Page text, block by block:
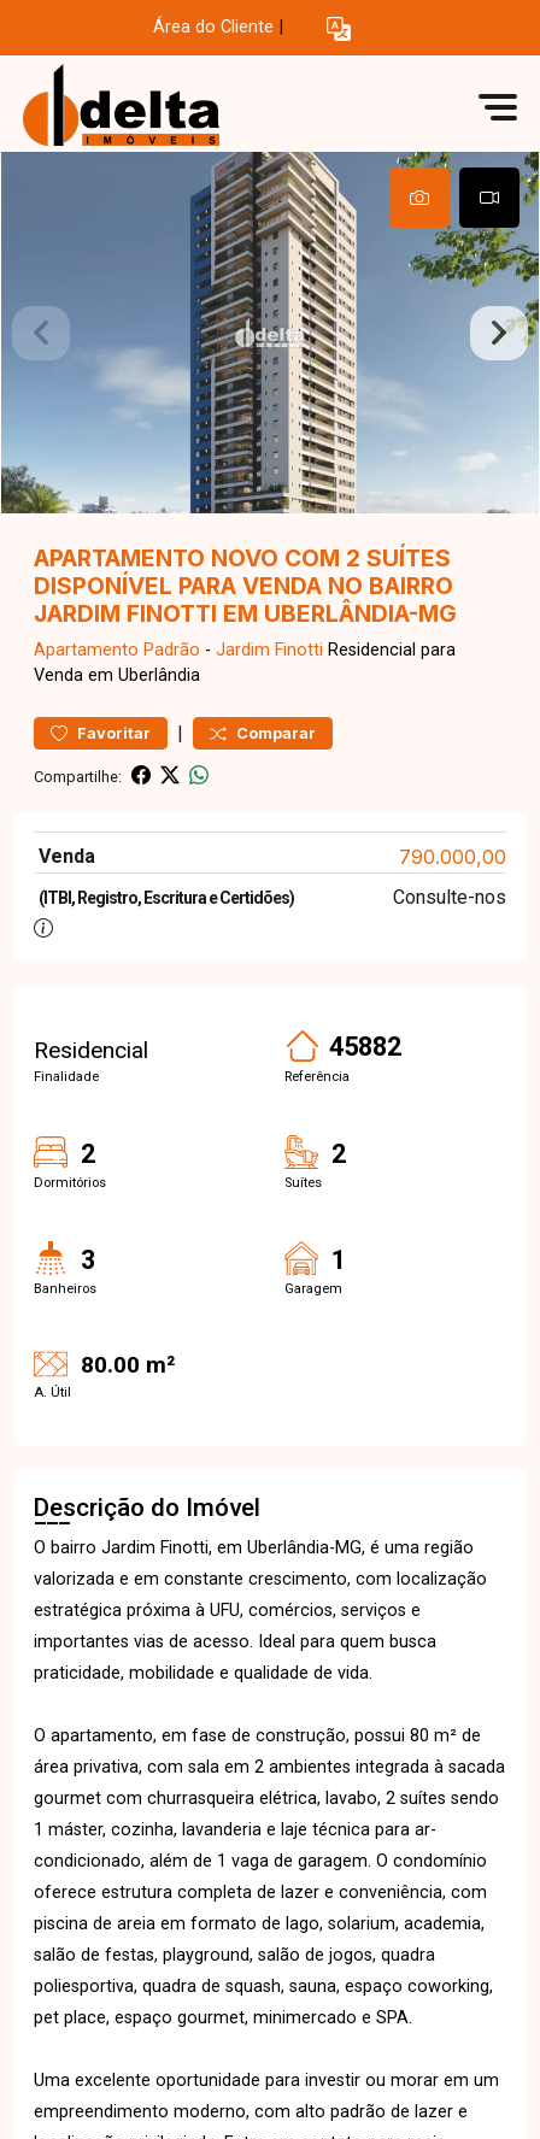
Área do Cliente
APARTAMENTO NOVO COM 2 SUÍTES
DISPONÍVEL PARA VENDA NO BAIRRO
JARDIM FINOTTI EM UBERLÂNDIA-MG
Apartamento Padrão - Jardim Finotti Residencial para
Venda em Uberlândia
Favoritar | Comparar
Compartilhe:
Venda 790.000,00
(ITBI, Registro, Escritura e Certidões) Consulte-nos
Residencial
Finalidade
45882
Referência
2
Dormitórios
2
Suítes
3
Banheiros
1
Garagem
80.00 m²
A. Útil
Descrição do Imóvel
O bairro Jardim Finotti, em Uberlândia-MG, é uma região
valorizada e em constante crescimento, com localização
estratégica próxima à UFU, comércios, serviços e
importantes vias de acesso. Ideal para quem busca
praticidade, mobilidade e qualidade de vida.
O apartamento, em fase de construção, possui 80 m² de
área privativa, com sala em 2 ambientes integrada à sacada
gourmet com churrasqueira elétrica, lavabo, 2 suítes sendo
1 máster, cozinha, lavanderia e laje técnica para ar-
condicionado, além de 1 vaga de garagem. O condomínio
oferece estrutura completa de lazer e conveniência, com
piscina de areia em formato de lago, solarium, academia,
salão de festas, playground, salão de jogos, quadra
poliesportiva, quadra de squash, sauna, espaço coworking,
pet place, espaço gourmet, minimercado e SPA.
Uma excelente oportunidade para investir ou morar em um
empreendimento moderno, com alto padrão de lazer e